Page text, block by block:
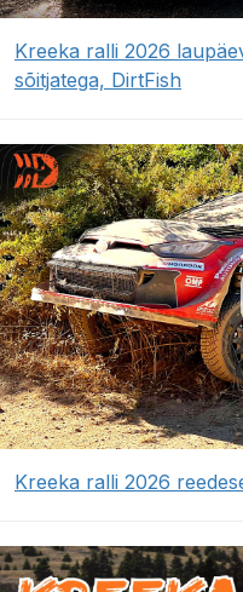
Kreeka ralli 2026
sõitjatega, DirtFish
Kreeka ralli 2026